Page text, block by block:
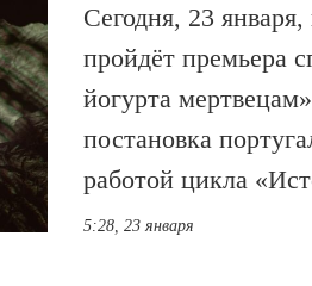
Сегодня, 23
пройдёт премьера
йогурта
постановка
работой цикла
5:28, 23 января